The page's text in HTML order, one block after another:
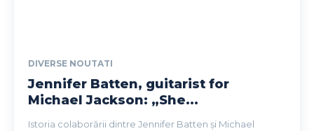
DIVERSE NOUTATI
Jennifer Batten, guitarist for
Michael Jackson: „She...
Istoria colaborării dintre Jennifer Batten și Michael